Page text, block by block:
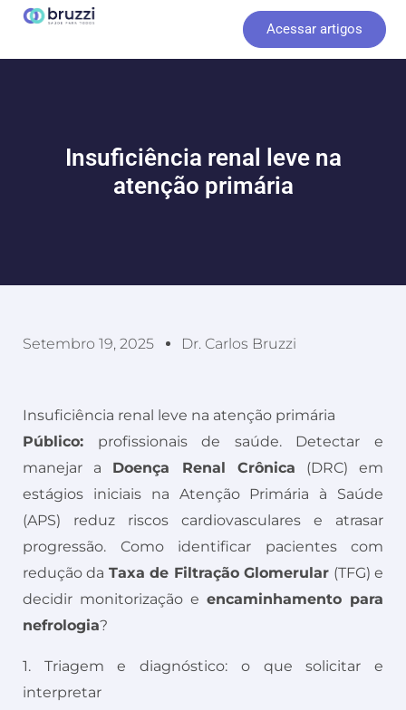
o
Acessar artigos
Insuficiência renal leve na
atenção primária
Setembro 19, 2025 Dr. Carlos Bruzzi
Insuficiência renal leve na atenção primária
Público: profissionais de saúde. Detectar e
manejar a Doença Renal Crônica (DRC) em
estágios iniciais na Atenção Primária à Saúde
(APS) reduz riscos cardiovasculares e atrasar
progressão. Como identificar pacientes com
redução da Taxa de Filtração Glomerular (TFG) e
decidir monitorização e encaminhamento para
nefrologia?
1. Triagem e diagnóstico: o que solicitar e
interpretar